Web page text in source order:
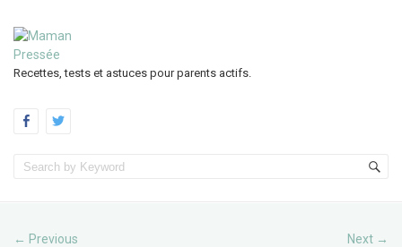
Recettes, tests et astuces pour parents actifs.
← Previous Next →